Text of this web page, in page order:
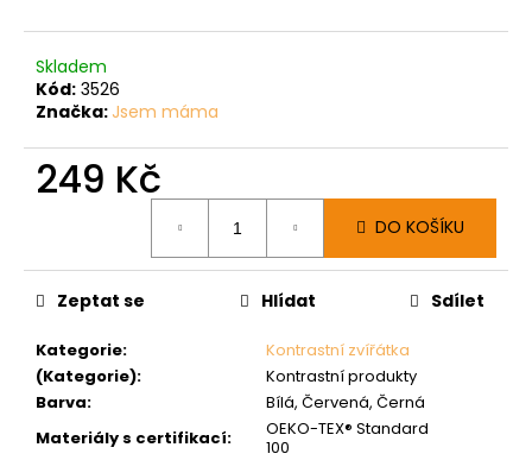
Skladem
Kód: 3526
Značka: Jsem máma
249 Kč
DO KOŠÍKU
Kategorie:
Kontrastní zvířátka
(Kategorie):
Kontrastní produkty
Barva:
Bílá, Červená, Černá
Materiály s certifikací:
OEKO-TEX® Standard
100
Zeptat se Hlídat Sdílet